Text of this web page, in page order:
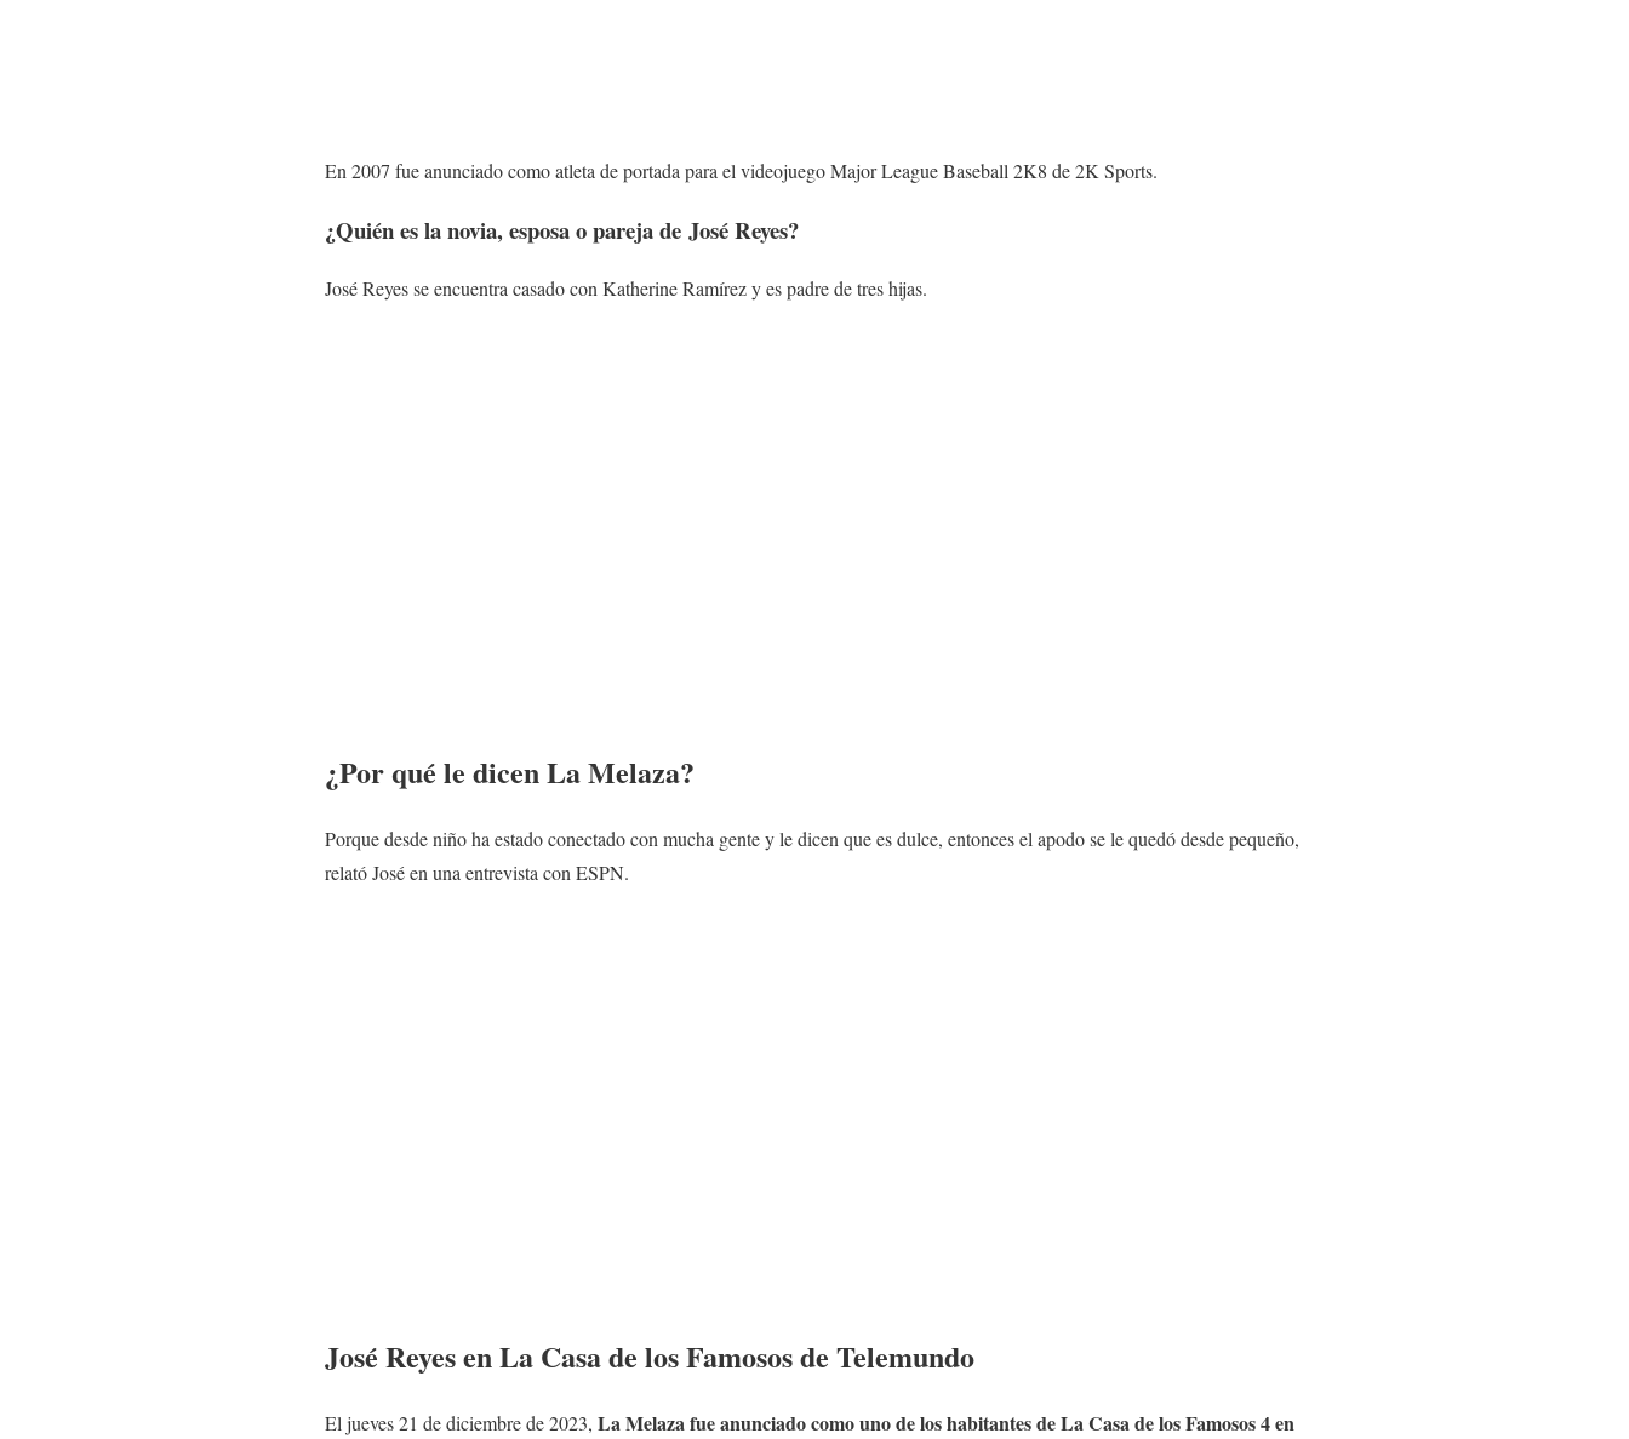
En 2007 fue anunciado como atleta de portada para el videojuego Major League Baseball 2K8 de 2K Sports.
¿Quién es la novia, esposa o pareja de José Reyes?
José Reyes se encuentra casado con Katherine Ramírez y es padre de tres hijas.
¿Por qué le dicenLa Melaza?
Porque desde niño ha estado conectado con mucha gente y le dicen que es dulce, entonces el apodo se le quedó desde pequeño,
relató José en una entrevista con ESPN.
José Reyes en La Casa de los Famosos de Telemundo
El jueves 21 de diciembre de 2023, La Melaza fue anunciado como uno de los habitantes de La Casa de los Famosos 4 en